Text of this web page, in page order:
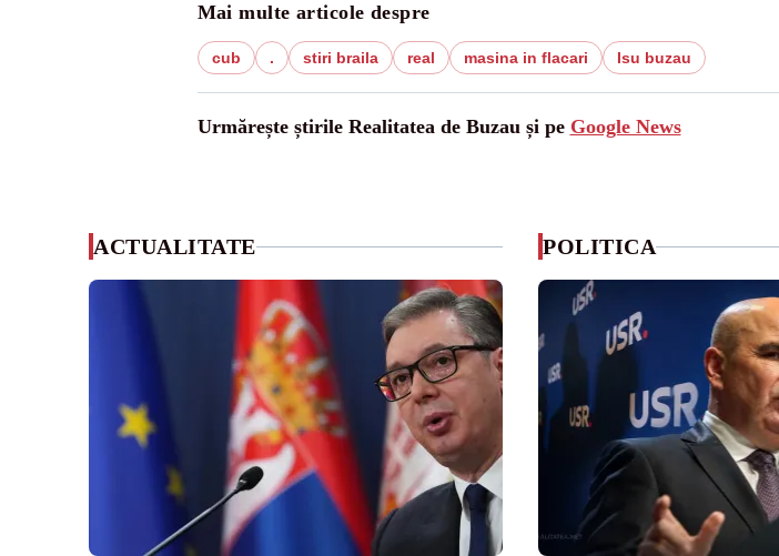
Mai multe articole despre
cub . stiri braila real masina in flacari Isu buzau
Urmărește știrile Realitatea de Buzau și pe Google News
ACTUALITATE POLITICA